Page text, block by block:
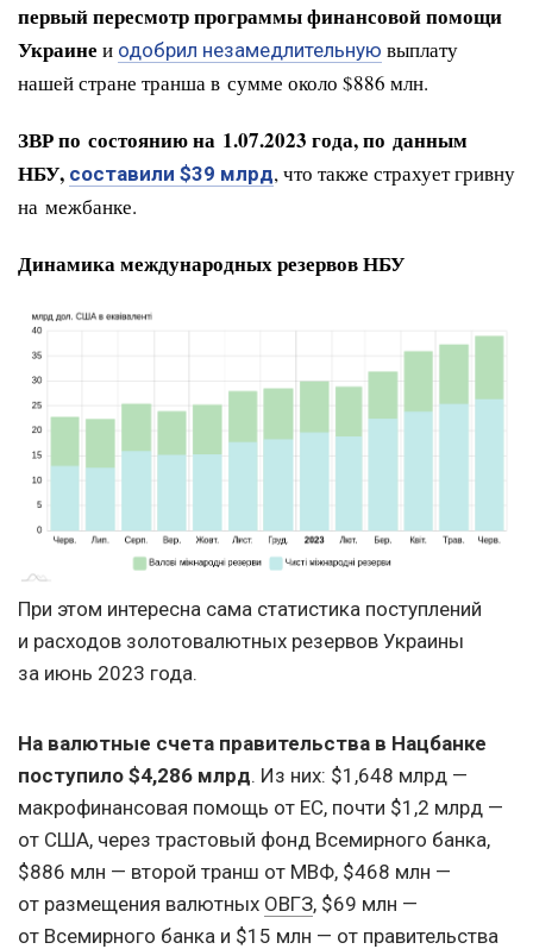
первый пересмотр программы финансовой помощи
Украине и одобрил незамедлительную выплату
нашей стране транша в сумме около $886 млн.
ЗВР по состоянию на 1.07.2023 года, по данным
НБУ, составили $39 млрд, что также страхует гривну
на межбанке.
Динамика международных резервов НБУ
При этом интересна сама статистика поступлений
и расходов золотовалютных резервов Украины
за июнь 2023 года.
На валютные счета правительства в Нацбанке
поступило $4,286 млрд. Из них: $1,648 млрд —
макрофинансовая помощь от ЕС, почти $1,2 млрд —
от США, через трастовый фонд Всемирного банка,
$886 млн — второй транш от МВФ, $468 млн —
от размещения валютных ОВГЗ, $69 млн —
от Всемирного банка и $15 млн — от правительства